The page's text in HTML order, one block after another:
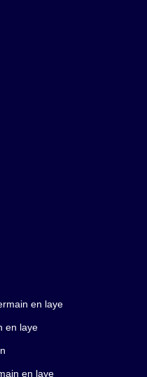
en laye
en laye
en laye